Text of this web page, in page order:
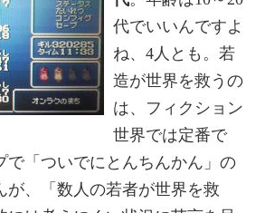
代でいいんですよ
ね、4人とも。若
造が世界を救うの
は、フィクション
世界では定番で
で「ついでにとんちんかん」の
が、「数人の若者が世界を救